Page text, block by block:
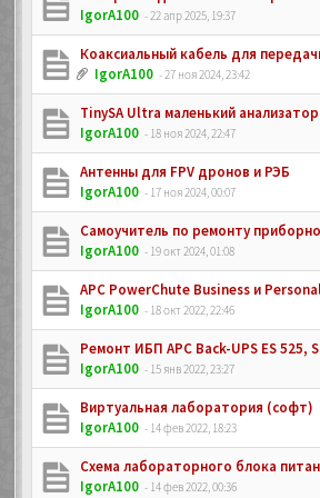
IgorA100 - 22 апр 2025, 19:37
Коаксиальный кабель для
IgorA100 - 27 ноя 2024, 23:42
TinySA Ultra маленький
IgorA100 - 18 ноя 2024, 22:47
Антенны для FPV дронов и РЭБ
IgorA100 - 17 ноя 2024, 00:07
Самоучитель по ремонту
IgorA100 - 19 окт 2024, 01:08
APC PowerChute Business и
IgorA100 - 18 окт 2022, 22:46
Ремонт ИБП APC Back-UPS ES 525,
IgorA100 - 15 янв 2022, 23:27
Виртуальная лаборатория (софт)
IgorA100 - 14 фев 2022, 18:23
Схема лабораторного блока
IgorA100 - 14 фев 2022, 00:36